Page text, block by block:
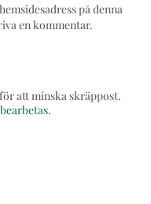
på denna
en kommentar.
att minska skräppost.
.